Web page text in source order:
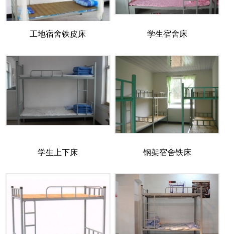
工地宿舍铁皮床 学生宿舍床
学生上下床 钢架宿舍铁床